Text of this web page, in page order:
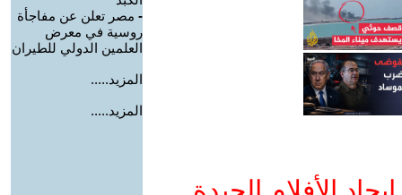
- مصر تعلن عن مفاجأة
روسية في معرض
العلمين الدولي للطيران
المزيد.....
المزيد.....